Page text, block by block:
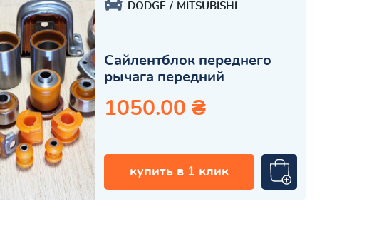
DODGE MITSUBISHI
Сайлентблок переднего
рычага передний
1050.00 ₴
купить в 1 клик